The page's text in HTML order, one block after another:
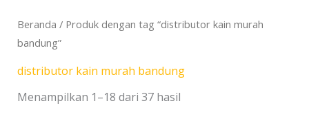
Beranda / Produk dengan tag “distributor kain murah
bandung”
distributor kain murah bandung
Menampilkan 1–18 dari 37 hasil